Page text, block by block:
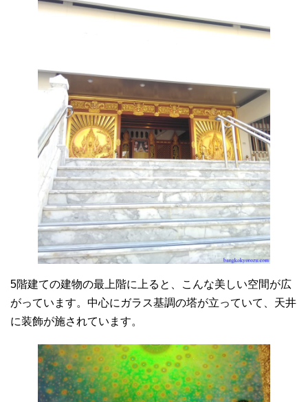
5階建ての建物の最上階に上ると、こんな美しい空間が広
がっています。中心にガラス基調の塔が立っていて、天井
に装飾が施されています。